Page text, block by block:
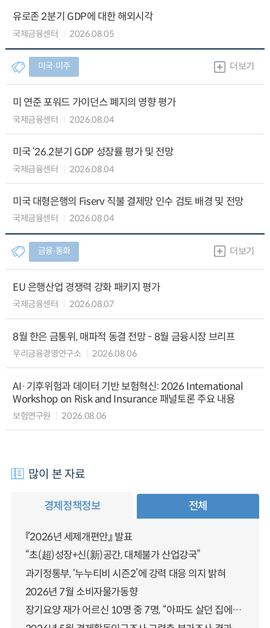
유로존 2분기 GDP에 대한 해외시각
국제금융센터 2026.08.05
미국∙미주 더보기
미 연준 포워드 가이던스 폐지의 영향 평가
국제금융센터 2026.08.04
미국 ‘26.2분기 GDP 성장률 평가 및 전망
국제금융센터 2026.08.04
미국 대형은행의 Fiserv 직불 결제망 인수 검토 배경 및 전망
국제금융센터 2026.08.04
금융∙통화 더보기
EU 은행산업 경쟁력 강화 패키지 평가
국제금융센터 2026.08.07
8월 한은 금통위, 매파적 동결 전망 - 8월 금융시장 브리프
우리금융경영연구소 2026.08.06
AI·기후위험과 데이터 기반 보험혁신: 2026 International
Workshop on Risk and Insurance 패널토론 주요 내용
보험연구원 2026.08.06
많이 본 자료
경제정책정보 전체
『2026년 세제개편안』 발표
“초(超)성장+신(新)공간, 대체불가 산업강국”
과기정통부, ‘누누티비 시즌2’에 강력 대응 의지 밝혀
2026년 7월 소비자물가동향
장기요양 재가 어르신 10명 중 7명, “아파도 살던 집에서 살겠다” 「2025년 장기요양실태조사」 결과 발표